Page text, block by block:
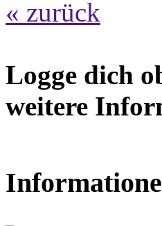
« zurück
Logge dich
weitere